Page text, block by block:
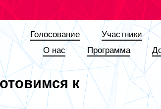
Голосование
Участники
О наc
Программа
к